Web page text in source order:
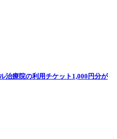
治療院の利用チケット1,000円分が